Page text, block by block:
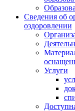
Сведения об
оздоровлении
Услуги